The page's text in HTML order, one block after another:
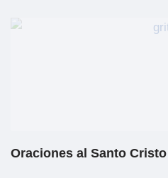
Oraciones al Santo